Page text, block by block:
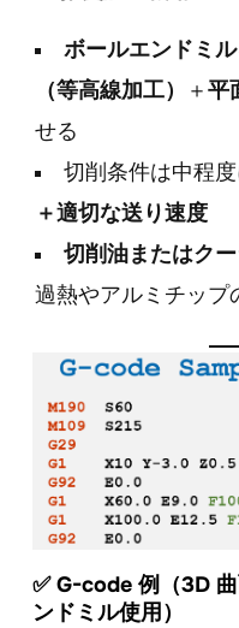
ボールエンドミル
（等高線加工）
＋平
せる
切削条件は中程
＋適切な送り速度
切削油またはク
過熱やアルミチップ
✅ G-code 例（3D
ンドミル使用）